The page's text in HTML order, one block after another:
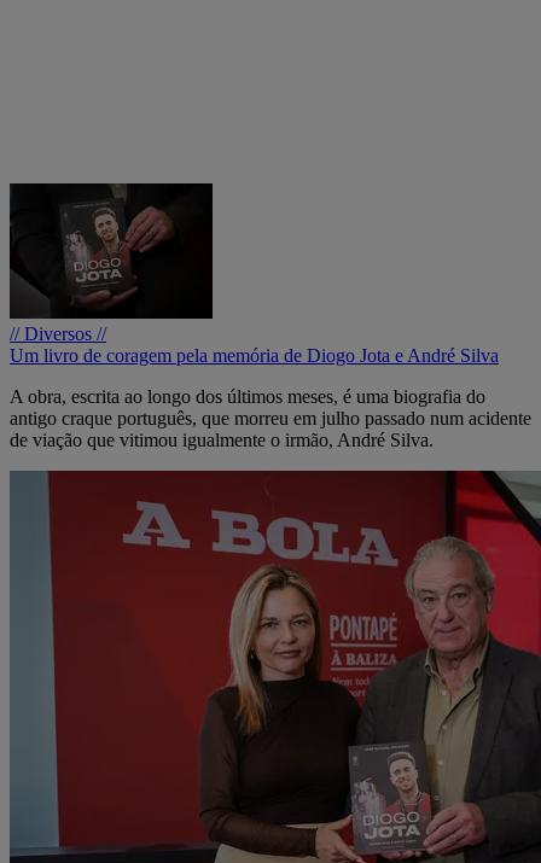
// Diversos //
Um livro de coragem pela memória de Diogo Jota e André Silva
A obra, escrita ao longo dos últimos meses, é uma biografia do
antigo craque português, que morreu em julho passado num acidente
de viação que vitimou igualmente o irmão, André Silva.